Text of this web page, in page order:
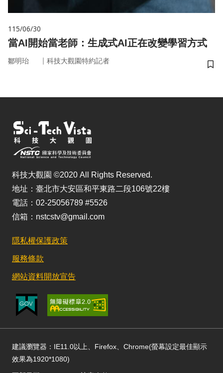
115/06/30
當AI開始當老師：生成式AI正在改變學習方式
鄒明珆 ｜ 科技大觀園特約記者
儲
科技大觀園 ©2020 All Rights Reserved.
地址：臺北市大安區和平東路二段106號22樓
電話：02-25056789 #5526
信箱：nstcstv@gmail.com
隱私權保護政策
服務條款
網站資料開放宣告
建議瀏覽器：IE11.0以上、Firefox、Chrome(螢幕設定最佳顯示
效果為1920*1080)